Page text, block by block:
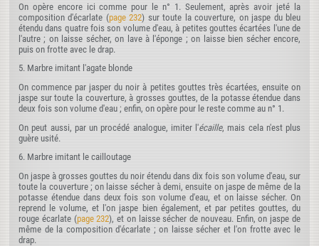
On opère encore ici comme pour le n° 1. Seulement, après avoir jeté la
composition d'écarlate (page 232) sur toute la couverture, on jaspe du bleu
étendu dans quatre fois son volume d'eau, à petites gouttes écartées l'une de
l'autre ; on laisse sécher, on lave à l'éponge ; on laisse bien sécher encore,
puis on frotte avec le drap.
5. Marbre imitant l'agate blonde
On commence par jasper du noir à petites gouttes très écartées, ensuite on
jaspe sur toute la couverture, à grosses gouttes, de la potasse étendue dans
deux fois son volume d'eau ; enfin, on opère pour le reste comme au n° 1.
On peut aussi, par un procédé analogue, imiter l'écaille, mais cela n'est plus
guère usité.
6. Marbre imitant le cailloutage
On jaspe à grosses gouttes du noir étendu dans dix fois son volume d'eau, sur
toute la couverture ; on laisse sécher à demi, ensuite on jaspe de même de la
potasse étendue dans deux fois son volume d'eau, et on laisse sécher. On
reprend le volume, et l'on jaspe bien également, et par petites gouttes, du
rouge écarlate (page 232), et on laisse sécher de nouveau. Enfin, on jaspe de
même de la composition d'écarlate ; on laisse sécher et l'on frotte avec le
drap.